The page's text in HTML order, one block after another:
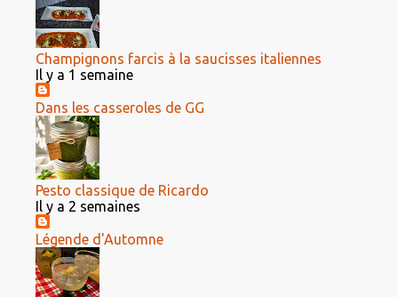
Champignons farcis à la saucisses italiennes
Il y a 1 semaine
Dans les casseroles de GG
Pesto classique de Ricardo
Il y a 2 semaines
Légende d'Automne